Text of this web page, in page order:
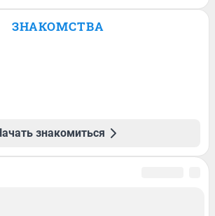
ЗНАКОМСТВА
знакомиться